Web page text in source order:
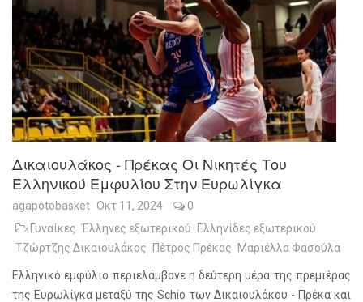
Δικαιουλάκος - Πρέκας Οι Νικητές Του
Ελληνικού Εμφυλίου Στην Ευρωλίγκα
agapotobasket Οκτ 11, 2024
0
Γυναίκες Έλληνες εξωτερικού
Ελληνίδες εξωτερικού
Τζώρτζης Δικαιουλάκος
Πέτρος Πρέκας Μαριέλλα Φασούλα
Ελληνικό εμφύλιο περιελάμβανε η δεύτερη μέρα της πρεμιέρας
της Ευρωλίγκα μεταξύ της Schio των Δικαιουλάκου - Πρέκα και